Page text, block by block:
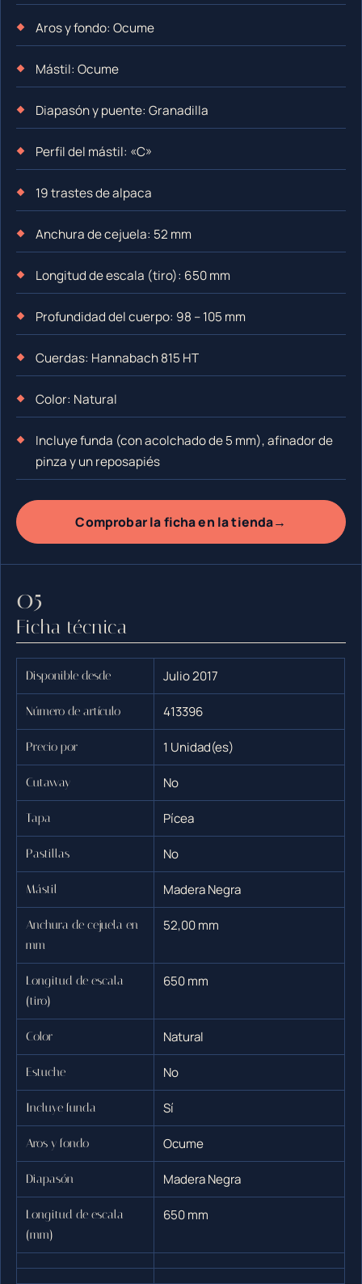
Aros y fondo: Ocume
Mástil: Ocume
Diapasón y puente: Granadilla
Perfil del mástil: «C»
19 trastes de alpaca
Anchura de cejuela: 52 mm
Longitud de escala (tiro): 650 mm
Profundidad del cuerpo: 98 – 105 mm
Cuerdas: Hannabach 815 HT
Color: Natural
Incluye funda (con acolchado de 5 mm), afinador de
pinza y un reposapiés
Comprobar la ficha en la tienda→
Ficha técnica
Disponible desde Julio 2017
Número de artículo 413396
Precio por 1 Unidad(es)
Cutaway No
Tapa Pícea
Pastillas No
Mástil Madera Negra
Anchura de cejuela en
mm
52,00 mm
Longitud de escala
(tiro)
650 mm
Color Natural
Estuche No
Incluye funda Sí
Aros y fondo Ocume
Diapasón Madera Negra
Longitud de escala
(mm)
650 mm